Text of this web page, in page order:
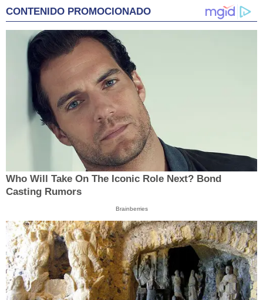
CONTENIDO PROMOCIONADO
Who Will Take On The Iconic Role Next? Bond
Casting Rumors
Brainberries